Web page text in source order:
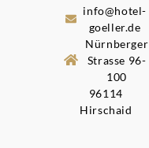
info@hotel-
goeller.de
Nürnberger
Strasse 96-
100
96114
Hirschaid